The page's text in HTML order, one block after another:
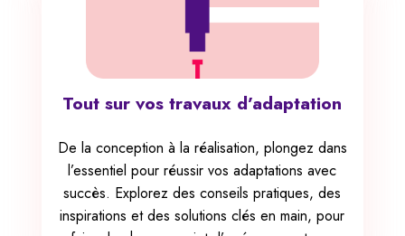
Tout sur vos travaux d’adaptation
De la conception à la réalisation, plongez dans
l’essentiel pour réussir vos adaptations avec
succès. Explorez des conseils pratiques, des
inspirations et des solutions clés en main, pour